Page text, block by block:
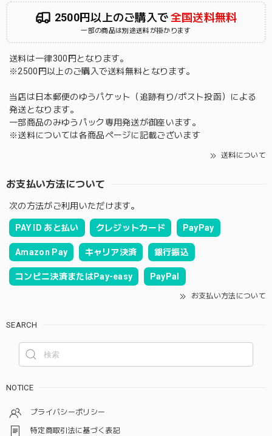
2500円以上のご購入で全国送料無料
一部の商品は別途送料が掛かります
送料は一律300円となります。
※2500円以上のご購入で送料無料となります。
当店は日本郵便のゆうパケット（追跡有り/ポスト投函）による
発送となります。
一部商品のみゆうパック専用発送が御座います。
※送料については各商品ページに記載ございます
送料について
お支払い方法について
次の方法がご利用いただけます。
PAY ID あと払い クレジットカード PayPay
Amazon Pay キャリア決済 銀行振込
コンビニ決済またはPay-easy PayPal
お支払い方法について
SEARCH
NOTICE
プライバシーポリシー
特定商取引法に基づく表記